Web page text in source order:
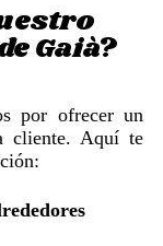
Gaià?
por ofrecer un
cliente. Aquí te